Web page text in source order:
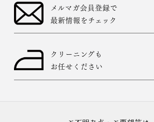
メルマガ会員登録で
最新情報をチェック
クリーニングも
お任せください